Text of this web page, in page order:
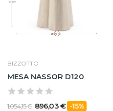
BIZZOTTO
MESA NASSOR D120
1.054,15 € 896,03 € -15%